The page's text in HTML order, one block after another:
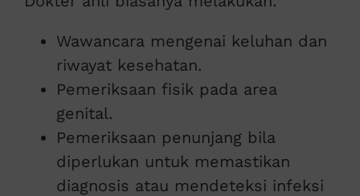
Wawancara mengenai keluhan dan
riwayat kesehatan.
Pemeriksaan fisik pada area
genital.
Pemeriksaan penunjang bila
diperlukan untuk memastikan
diagnosis atau mendeteksi infeksi